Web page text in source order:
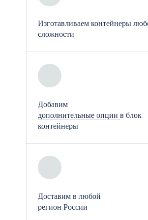
применяя плотные ветро-
Это полностью исключает
промерзание углов.
Безупречная гигиена: На
настилается
коммерческий
широкоформатный станок
позволяет раскраивать
Отсутствие швов
скапливание грязи и
упрощая ежедневную
Изготавливаем контейнеры
сложности
Добавим
дополнительные опции в блок
контейнеры
Доставим в любой
регион России